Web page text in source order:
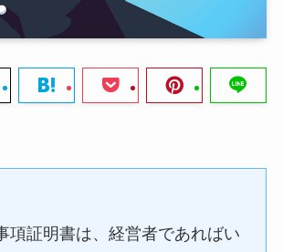
項証明書は、経営者であればい